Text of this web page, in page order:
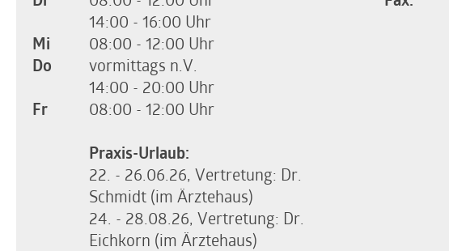
14:00 - 16:00 Uhr
Mi
08:00 - 12:00 Uhr
Do
vormittags n.V.
14:00 - 20:00 Uhr
Fr
08:00 - 12:00 Uhr
Praxis-Urlaub:
22. - 26.06.26, Vertretung: Dr.
Schmidt (im Ärztehaus)
24. - 28.08.26, Vertretung: Dr.
Eichkorn (im Ärztehaus)